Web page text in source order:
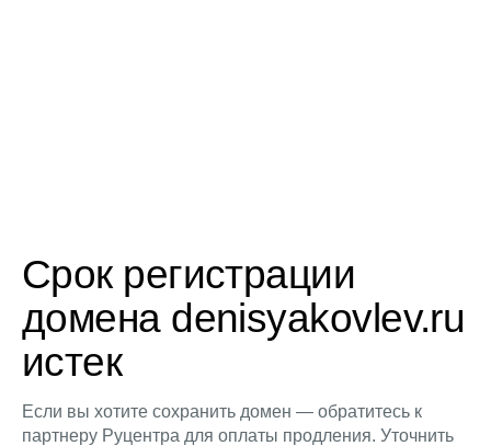
Срок регистрации
домена denisyakovlev.ru
истек
Если вы хотите сохранить домен — обратитесь к
партнеру Руцентра для оплаты продления. Уточнить